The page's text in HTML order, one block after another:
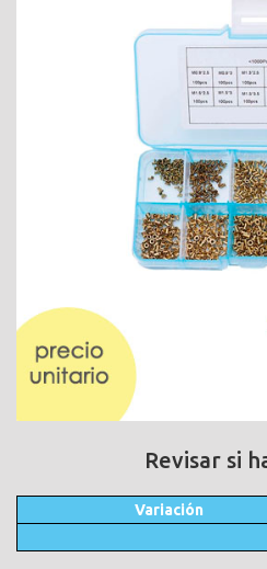
Revisar si
Variación